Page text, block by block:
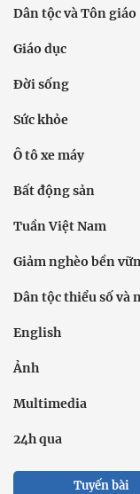
Dân tộc và Tôn giáo
Giáo dục
Đời sống
Sức khỏe
Ô tô xe máy
Bất động sản
Tuần Việt Nam
Giảm nghèo bền
Dân tộc thiểu số và
English
Ảnh
Multimedia
24h qua
Tuyến bài